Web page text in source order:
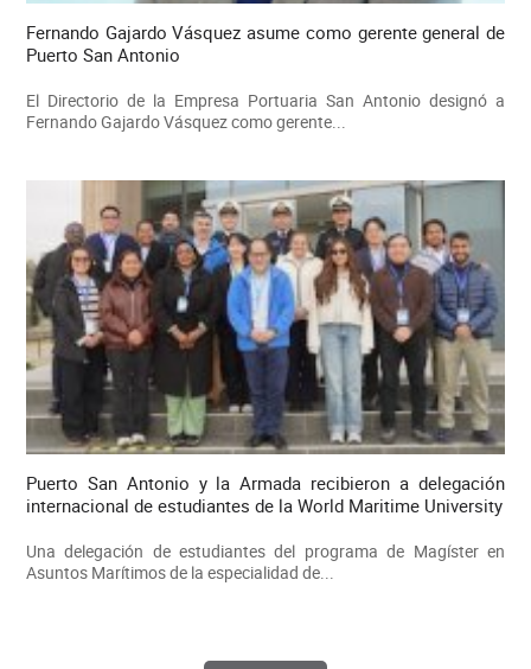
Fernando Gajardo Vásquez asume como gerente general de
Puerto San Antonio
El Directorio de la Empresa Portuaria San Antonio designó a
Fernando Gajardo Vásquez como gerente...
Puerto San Antonio y la Armada recibieron a delegación
internacional de estudiantes de la World Maritime University
Una delegación de estudiantes del programa de Magíster en
Asuntos Marítimos de la especialidad de...